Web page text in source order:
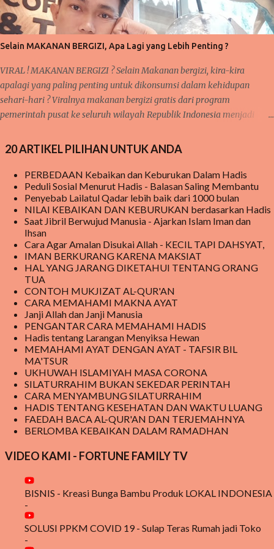
Pernahkah anda mendengar pepatah 'ala bisa karena biasa'? Suatu
kegiatan akan mudah terlaksana dan diselesaikan, karena proses
kerjanya sudah biasa dilakukan sebelumnya. Seperti halnya pelajaran
matematika, fisika, kimia, serta pelajaran lainnya yang membutu...
Selain MAKANAN BERGIZI, Apa Lagi yang Lebih Penting ?
VIRAL ! MAKANAN BERGIZI ? Selain Makanan bergizi, kira-kira
apalagi yang paling penting untuk dikonsumsi dalam kehidupan
sehari-hari ? Viralnya makanan bergizi gratis dari program
pemerintah pusat ke seluruh wilayah Republik Indonesia menjadi
begitu juga di pembicaraan langsung dari mulut ke mulut warga.
menerima MAKANAN BERGIZI GRATIS tersebut tetapi mereka tetap
penasaran menanti kedatangan makanan bergizi gratis tersebut.
Program Makanan Bergizi ini, pada awalnya mendapat cemoohan
publik karena beberapa kasus di beritakan bahwa ada yang tidak
beres pada makanan yang disediakan sehingga sempat dilaporkan
berdampak buruk bagi kesehatan anak yang mengkomsumsinya.
pada akhirnya di beritakan bahwa orang yang memakannya menjadi
jatuh sakit sehingga dikatakan keracunan makanan dari makanan
yang disalurkan dari MBG . Meski demikian, MBG tetap berjal...
20 ARTIKEL PILIHAN UNTUK ANDA
PERBEDAAN Kebaikan dan Keburukan Dalam Hadis
Peduli Sosial Menurut Hadis - Balasan Saling Membantu
Penyebab Lailatul Qadar lebih baik dari 1000 bulan
NILAI KEBAIKAN DAN KEBURUKAN berdasarkan Hadis
Saat Jibril Berwujud Manusia - Ajarkan Islam Iman dan
Ihsan
Cara Agar Amalan Disukai Allah - KECIL TAPI DAHSYAT,
IMAN BERKURANG KARENA MAKSIAT
HAL YANG JARANG DIKETAHUI TENTANG ORANG
TUA
CONTOH MUKJIZAT AL-QUR'AN
CARA MEMAHAMI MAKNA AYAT
Janji Allah dan Janji Manusia
PENGANTAR CARA MEMAHAMI HADIS
Hadis tentang Larangan Menyiksa Hewan
MEMAHAMI AYAT DENGAN AYAT - TAFSIR BIL
MA'TSUR
UKHUWAH ISLAMIYAH MASA CORONA
SILATURRAHIM BUKAN SEKEDAR PERINTAH
CARA MENYAMBUNG SILATURRAHIM
HADIS TENTANG KESEHATAN DAN WAKTU LUANG
FAEDAH BACA AL-QUR'AN DAN TERJEMAHNYA
BERLOMBA KEBAIKAN DALAM RAMADHAN
VIDEO KAMI - FORTUNE FAMILY TV
BISNIS - Kreasi Bunga Bambu Produk LOKAL INDONESIA
-
SOLUSI PPKM COVID 19 - Sulap Teras Rumah jadi Toko
-